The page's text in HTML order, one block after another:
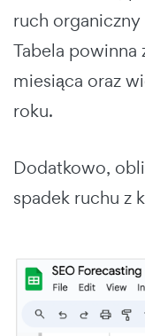
ruch
Tabela powinna
miesiąca oraz
roku.
Dodatkowo,
spadek ruchu z